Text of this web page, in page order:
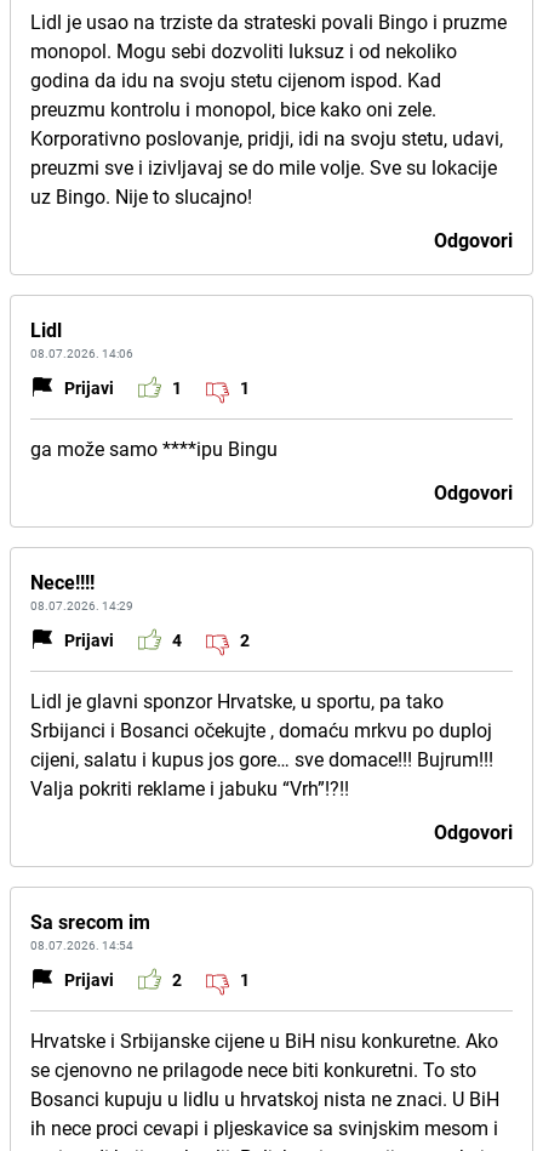
Lidl je usao na trziste da strateski povali Bingo i pruzme
monopol. Mogu sebi dozvoliti luksuz i od nekoliko
godina da idu na svoju stetu cijenom ispod. Kad
preuzmu kontrolu i monopol, bice kako oni zele.
Korporativno poslovanje, pridji, idi na svoju stetu, udavi,
preuzmi sve i izivljavaj se do mile volje. Sve su lokacije
uz Bingo. Nije to slucajno!
Odgovori
Lidl
08.07.2026. 14:06
Prijavi 1 1
ga može samo ****ipu Bingu
Odgovori
Nece!!!!
08.07.2026. 14:29
Prijavi 4 2
Lidl je glavni sponzor Hrvatske, u sportu, pa tako
Srbijanci i Bosanci očekujte , domaću mrkvu po duploj
cijeni, salatu i kupus jos gore… sve domace!!! Bujrum!!!
Valja pokriti reklame i jabuku “Vrh”!?!!
Odgovori
Sa srecom im
08.07.2026. 14:54
Prijavi 2 1
Hrvatske i Srbijanske cijene u BiH nisu konkuretne. Ako
se cjenovno ne prilagode nece biti konkuretni. To sto
Bosanci kupuju u lidlu u hrvatskoj nista ne znaci. U BiH
ih nece proci cevapi i pljeskavice sa svinjskim mesom i